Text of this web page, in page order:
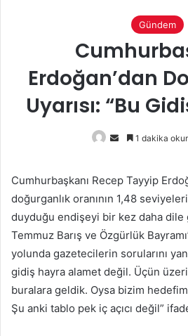
Gündem
Erdoğan’dan
Uyarısı: “Bu
Bir
göndermek
1 dakika
Cumhurbaşkanı Recep Tayyip
doğurganlık oranının 1,48
duyduğu endişeyi bir kez daha dile
Temmuz Barış ve Özgürlük
yolunda gazetecilerin sorularını
gidiş hayra alamet değil. Üçün
buralara geldik. Oysa bizim
Şu anki tablo pek iç açıcı değil”